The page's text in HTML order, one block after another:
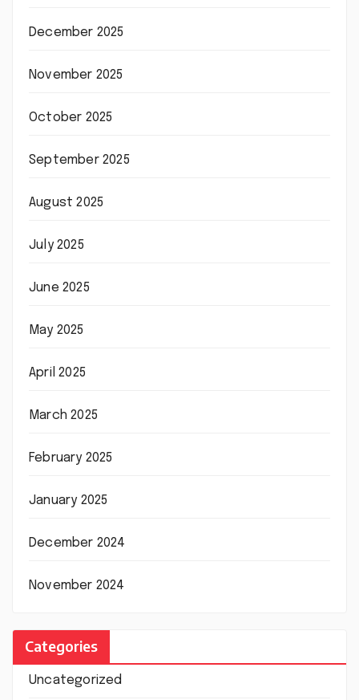
December 2025
November 2025
October 2025
September 2025
August 2025
July 2025
June 2025
May 2025
April 2025
March 2025
February 2025
January 2025
December 2024
November 2024
Categories
Uncategorized